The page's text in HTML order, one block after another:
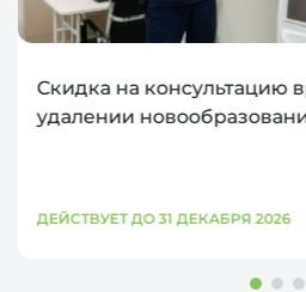
Скидка на консультацию
удалении
ДЕЙСТВУЕТ ДО 31 ДЕКАБРЯ 2026